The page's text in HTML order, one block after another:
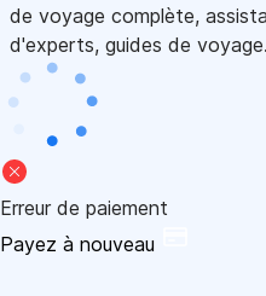
de voyage complète,
d'experts, guides de voyage.
Erreur de paiement
Payez à nouveau